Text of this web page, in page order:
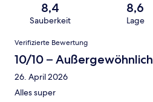
8,4
Sauberkeit
8,6
Lage
Bewertungen
Verifizierte Bewertung
10/10 – Außergewöhnlich
26. April 2026
Alles super